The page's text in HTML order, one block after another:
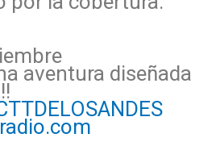
aventura diseñada